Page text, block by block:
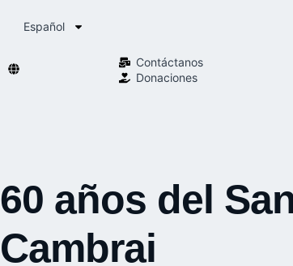
Español
Contáctanos
Donaciones
60 años del
Cambrai